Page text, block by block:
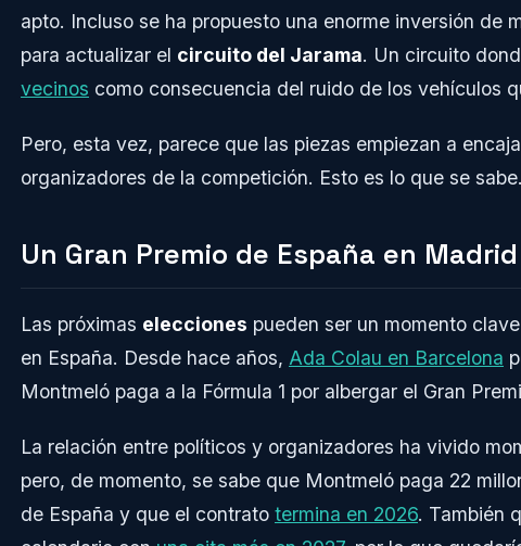
apto. Incluso se ha propuesto una enorme inversión de
para actualizar el circuito del Jarama. Un circuito
vecinos como consecuencia del ruido de los vehículos
Pero, esta vez, parece que las piezas empiezan a
organizadores de la competición. Esto es lo que se sabe.
Un Gran Premio de España en Madrid
Las próximas elecciones pueden ser un momento
en España. Desde hace años, Ada Colau en Barcelona
Montmeló paga a la Fórmula 1 por albergar el Gran
La relación entre políticos y organizadores ha vivido
pero, de momento, se sabe que Montmeló paga 22
de España y que el contrato termina en 2026. También